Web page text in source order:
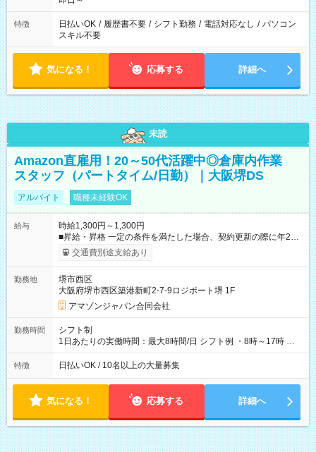
特徴 日払いOK / 履歴書不要 / シフト勤務 / 電話対応なし / パソコン
スキル不要
気になる！ 応募する 詳細へ
未読
Amazon直雇用！20～50代活躍中◎倉庫内作業
スタッフ（パートタイム/日勤）｜大阪堺DS
アルバイト 職種未経験OK
給与
時給1,300円～1,300円
■昇給・昇格 一定の条件を満たした場合、契約更新の際に年2回
まで昇給の機会があります。 ■正社員登用制度あり ※月末締/翌
月25日支払い ※時間外手当、別途支給 ※深夜割増賃金 (22:00～
☆Amazon直雇用で安定して働けます！ 【試用期間】試用期間
あり 試用期間の長さ：1週間 雇用形態、給与は本採用時と同じ
です。
交通費別途支給あり
勤務地
堺市西区
大阪府堺市西区築港新町2-7-9ロジポート堺 1F
アマゾンジャパン合同会社
勤務時間
シフト制
1日あたりの実働時間：最大8時間/日 シフト例 ・8時～17時 ・
12時～21時
特徴 日払いOK / 10名以上の大量募集
気になる！ 応募する 詳細へ